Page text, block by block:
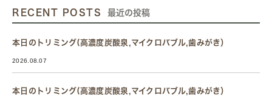
RECENT POSTS 最近の投稿
本日のトリミング(高濃度炭酸泉,マイクロバブル,歯みがき）
2026.08.07
本日のトリミング(高濃度炭酸泉,マイクロバブル,歯みがき）